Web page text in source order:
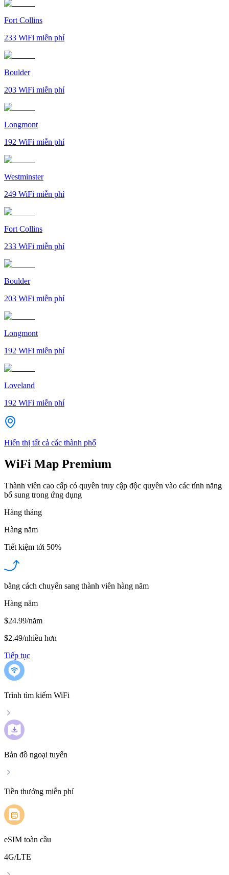
Fort Collins
233 WiFi miễn phí
Boulder
203 WiFi miễn phí
Longmont
192 WiFi miễn phí
Westminster
249 WiFi miễn phí
Fort Collins
233 WiFi miễn phí
Boulder
203 WiFi miễn phí
Longmont
192 WiFi miễn phí
Loveland
192 WiFi miễn phí
Hiển thị tất cả các thành phố
WiFi Map Premium
Thành viên cao cấp có quyền truy cập độc quyền vào các tính năng
bổ sung trong ứng dụng
Hàng tháng
Hàng năm
Tiết kiệm tới 50%
bằng cách chuyển sang thành viên hàng năm
Hàng năm
$24.99/năm
$2.49/nhiều hơn
Tiếp tục
Trình tìm kiếm WiFi
Bản đồ ngoại tuyến
Tiền thưởng miễn phí
eSIM toàn cầu
4G/LTE